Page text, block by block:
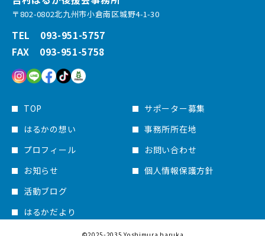
〒802-0802北九州市小倉南区城野4-1-30
TEL 093-951-5757
FAX 093-951-5758
TOP
はるかの想い
プロフィール
お知らせ
活動ブログ
はるかだより
サポーター募集
事務所所在地
お問い合わせ
個人情報保護方針